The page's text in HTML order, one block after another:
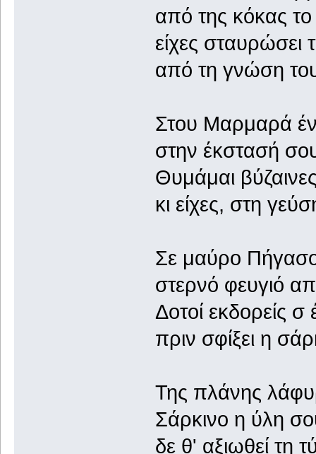
από της κόκας
είχες σταυρώσει
από τη γνώση
Στου Μαρμαρά
στην έκστασή
Θυμάμαι
κι είχες, στη
Σε μαύρο
στερνό φευγιό
Δοτοί εκδορείς
πριν σφίξει η
Της πλάνης
Σάρκινο η ύλη
δε θ' αξιωθεί τη